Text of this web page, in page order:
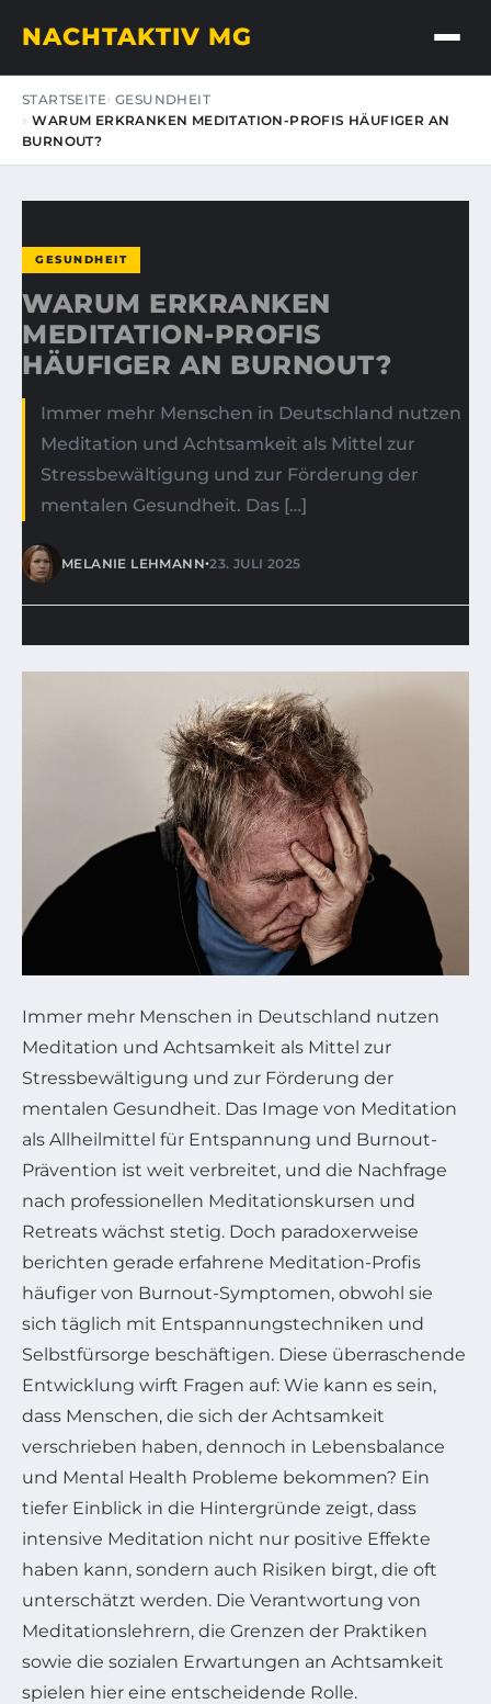
NACHTAKTIV MG
STARTSEITE GESUNDHEIT
WARUM ERKRANKEN MEDITATION-PROFIS HÄUFIGER AN
BURNOUT?
GESUNDHEIT
WARUM ERKRANKEN
MEDITATION-PROFIS
HÄUFIGER AN BURNOUT?
Immer mehr Menschen in Deutschland nutzen
Meditation und Achtsamkeit als Mittel zur
Stressbewältigung und zur Förderung der
mentalen Gesundheit. Das […]
MELANIE LEHMANN•23. JULI 2025
Immer mehr Menschen in Deutschland nutzen
Meditation und Achtsamkeit als Mittel zur
Stressbewältigung und zur Förderung der
mentalen Gesundheit. Das Image von Meditation
als Allheilmittel für Entspannung und Burnout-
Prävention ist weit verbreitet, und die Nachfrage
nach professionellen Meditationskursen und
Retreats wächst stetig. Doch paradoxerweise
berichten gerade erfahrene Meditation-Profis
häufiger von Burnout-Symptomen, obwohl sie
sich täglich mit Entspannungstechniken und
Selbstfürsorge beschäftigen. Diese überraschende
Entwicklung wirft Fragen auf: Wie kann es sein,
dass Menschen, die sich der Achtsamkeit
verschrieben haben, dennoch in Lebensbalance
und Mental Health Probleme bekommen? Ein
tiefer Einblick in die Hintergründe zeigt, dass
intensive Meditation nicht nur positive Effekte
haben kann, sondern auch Risiken birgt, die oft
unterschätzt werden. Die Verantwortung von
Meditationslehrern, die Grenzen der Praktiken
sowie die sozialen Erwartungen an Achtsamkeit
spielen hier eine entscheidende Rolle.